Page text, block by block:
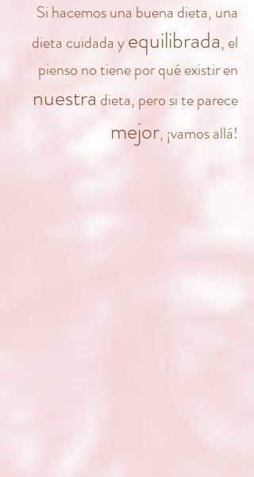
Si hacemos una buena dieta, una
dieta cuidada yequilibrada, el
pienso no tiene por qué existir en
nuestra dieta, pero si te parece
mejor, ¡vamos allá!